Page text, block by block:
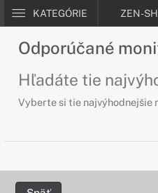
KATEGÓRIE ZEN-
Odporúčané
Hľadáte tie
Vyberte si tie najvýhodnejšie